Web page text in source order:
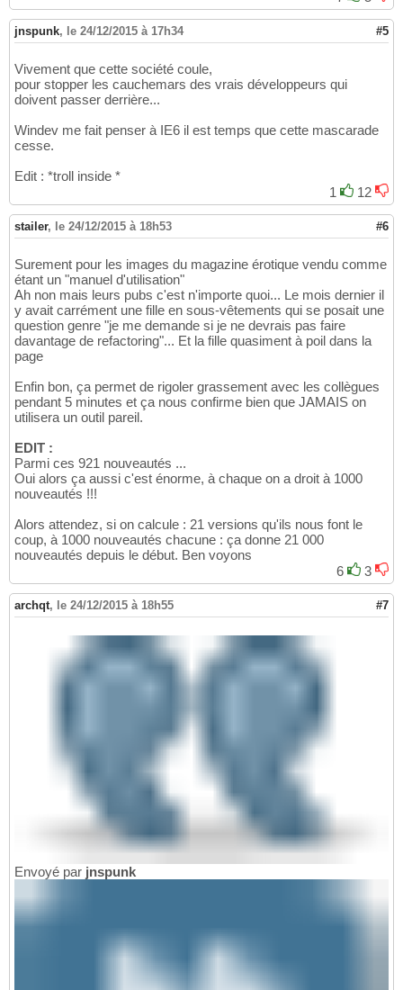
jnspunk, le 24/12/2015 à 17h34 #5
Vivement que cette société coule,
pour stopper les cauchemars des vrais développeurs qui
doivent passer derrière...
Windev me fait penser à IE6 il est temps que cette mascarade
cesse.
Edit : *troll inside *
1
12
stailer, le 24/12/2015 à 18h53 #6
Surement pour les images du magazine érotique vendu comme
étant un "manuel d'utilisation"
Ah non mais leurs pubs c'est n'importe quoi... Le mois dernier il
y avait carrément une fille en sous-vêtements qui se posait une
question genre "je me demande si je ne devrais pas faire
davantage de refactoring"... Et la fille quasiment à poil dans la
page
Enfin bon, ça permet de rigoler grassement avec les collègues
pendant 5 minutes et ça nous confirme bien que JAMAIS on
utilisera un outil pareil.
EDIT :
Parmi ces 921 nouveautés ...
Oui alors ça aussi c'est énorme, à chaque on a droit à 1000
nouveautés !!!
Alors attendez, si on calcule : 21 versions qu'ils nous font le
coup, à 1000 nouveautés chacune : ça donne 21 000
nouveautés depuis le début. Ben voyons
6
3
archqt, le 24/12/2015 à 18h55 #7
Envoyé par jnspunk